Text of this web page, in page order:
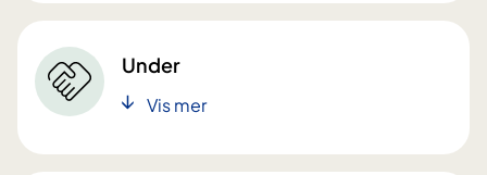
Under
Vis mer